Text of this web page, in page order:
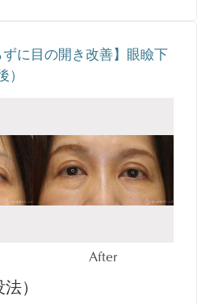
ずに目の開き改善】眼瞼下
）
After
）